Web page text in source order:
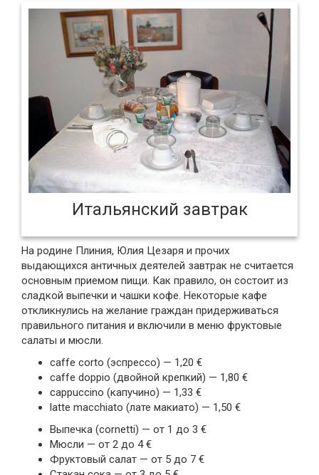
Итальянский завтрак
На родине Плиния, Юлия Цезаря и прочих
выдающихся античных деятелей завтрак не считается
основным приемом пищи. Как правило, он состоит из
сладкой выпечки и чашки кофе. Некоторые кафе
откликнулись на желание граждан придерживаться
правильного питания и включили в меню фруктовые
салаты и мюсли.
caffe corto (эспрессо) — 1,20 €
caffe doppio (двойной крепкий) — 1,80 €
cappuccino (капучино) — 1,33 €
latte macchiato (лате макиато) — 1,50 €
Выпечка (cornetti) — от 1 до 3 €
Мюсли — от 2 до 4 €
Фруктовый салат — от 5 до 7 €